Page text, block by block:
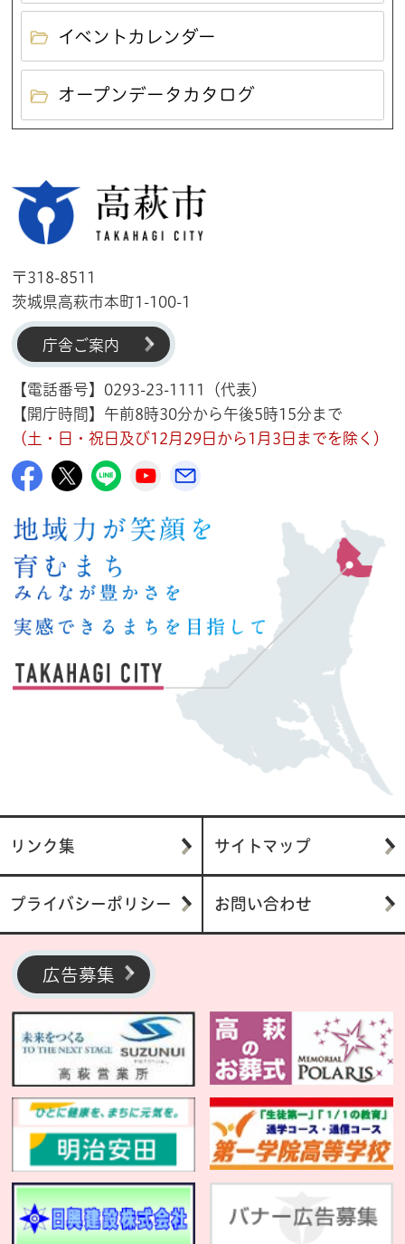
イベントカレンダー
オープンデータカタログ
〒318-8511
茨城県高萩市本町1-100-1
庁舎ご案内
【電話番号】0293-23-1111（代表）
【開庁時間】午前8時30分から午後5時15分まで
（土・日・祝日及び12月29日から1月3日までを除く）
高萩市公式Facebook
高萩市公式X
高萩市公式LINE
高萩市YouTube公式チャンネル
リンク集 サイトマップ
プライバシーポリシー お問い合わせ
広告募集